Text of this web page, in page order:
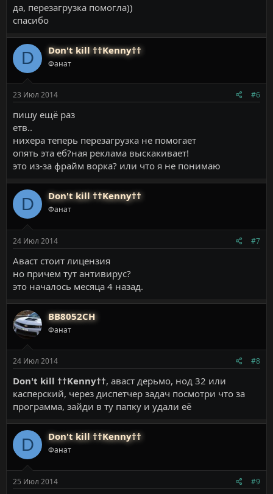
да, перезагрузка помогла))
спасибо
D Don't kill ††Kenny††
Фанат
23 Июл 2014 #6
пишу ещё раз
етв..
нихера теперь перезагрузка не помогает
опять эта еб?ная реклама выскакивает!
это из-за фрайм ворка? или что я не понимаю
D Don't kill ††Kenny††
Фанат
24 Июл 2014 #7
Аваст стоит лицензия
но причем тут антивирус?
это началось месяца 4 назад.
BB8052CH
Фанат
24 Июл 2014 #8
Don't kill ††Kenny††, аваст дерьмо, нод 32 или
касперский, через диспетчер задач посмотри что за
программа, зайди в ту папку и удали её
D Don't kill ††Kenny††
Фанат
25 Июл 2014 #9